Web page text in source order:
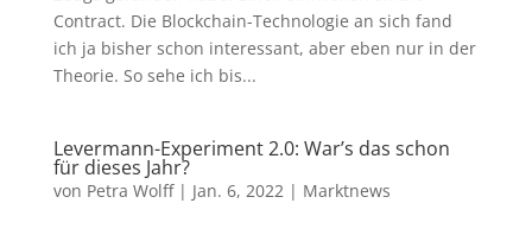
Contract. Die Blockchain-Technologie an sich fand
ich ja bisher schon interessant, aber eben nur in der
Theorie. So sehe ich bis...
Levermann-Experiment 2.0: War’s das schon
für dieses Jahr?
von Petra Wolff| Jan. 6, 2022| Marktnews